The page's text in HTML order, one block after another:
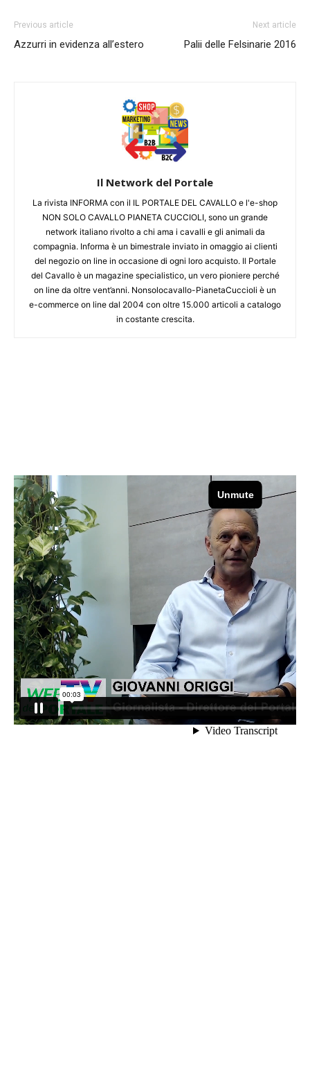
Previous article
Azzurri in evidenza all’estero
Next article
Palii delle Felsinarie 2016
Il Network del Portale
La rivista INFORMA con il IL PORTALE DEL CAVALLO e l'e-shop
NON SOLO CAVALLO PIANETA CUCCIOLI, sono un grande
network italiano rivolto a chi ama i cavalli e gli animali da
compagnia. Informa è un bimestrale inviato in omaggio ai clienti
del negozio on line in occasione di ogni loro acquisto. Il Portale
del Cavallo è un magazine specialistico, un vero pioniere perché
on line da oltre vent’anni. Nonsolocavallo-PianetaCuccioli è un
e-commerce on line dal 2004 con oltre 15.000 articoli a catalogo
in costante crescita.